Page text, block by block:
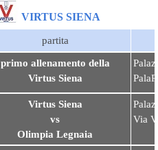
VIRTUS SIENA
partita
primo allenamento della
Virtus Siena
Virtus Siena
vs
Olimpia Legnaia
Via